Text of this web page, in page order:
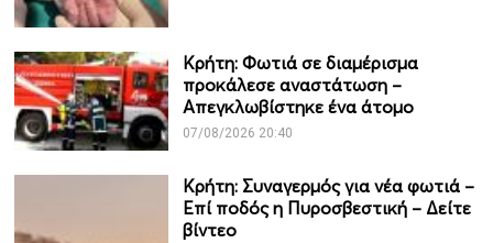
Κρήτη: Φωτιά σε διαμέρισμα
προκάλεσε αναστάτωση –
Απεγκλωβίστηκε ένα άτομο
07/08/2026 20:40
Κρήτη: Συναγερμός για νέα φωτιά –
Επί ποδός η Πυροσβεστική – Δείτε
βίντεο